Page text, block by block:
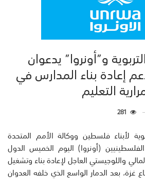
و”أونروا” يدعوان
إعادة بناء المدارس في
التعليم
281
لأبناء فلسطين ووكالة الأمم المتحدة
(أونروا) اليوم الخميس الدول
واللوجيستي العاجل لإعادة بناء وتشغيل
غزة، بعد الدمار الواسع الذي خلفه العدوان